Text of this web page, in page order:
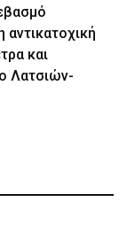
και
Λατσιών-